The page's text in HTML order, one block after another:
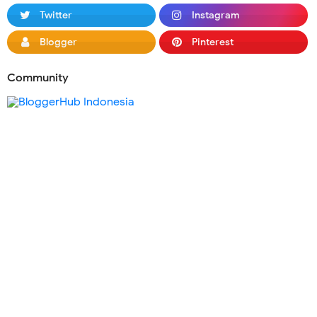
Twitter Instagram
Blogger Pinterest
Community